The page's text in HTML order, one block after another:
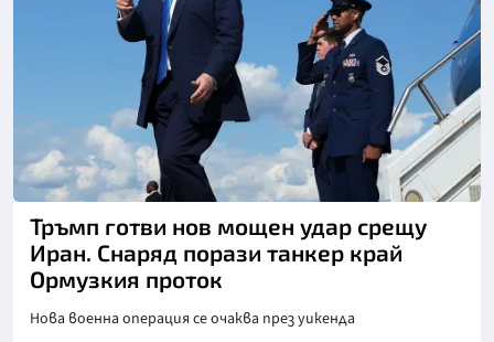
Снимка: БТА
Тръмп готви нов мощен удар срещу
Иран. Снаряд порази танкер край
Ормузкия проток
Нова военна операция се очаква през уикенда